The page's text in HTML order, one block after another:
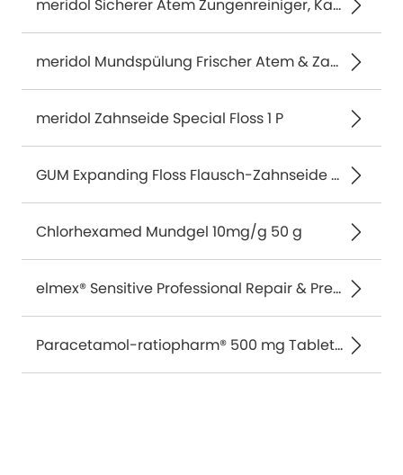
meridol Sicherer Atem Zungenreiniger, Kartonverpackung 1 St
meridol Mundspülung Frischer Atem & Zahnfleischschutz 400 ml
meridol Zahnseide Special Floss 1 P
GUM Expanding Floss Flausch-Zahnseide 30 m
Chlorhexamed Mundgel 10mg/g 50 g
elmex® Sensitive Professional Repair & Prevent Zahnpasta 75 ml
Paracetamol-ratiopharm® 500 mg Tabletten 20 St